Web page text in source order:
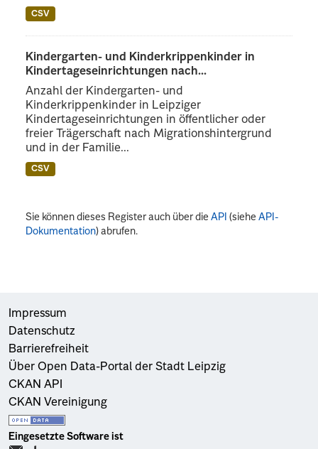
CSV
Kindergarten- und Kinderkrippenkinder in
Kindertageseinrichtungen nach...
Anzahl der Kindergarten- und
Kinderkrippenkinder in Leipziger
Kindertageseinrichtungen in öffentlicher oder
freier Trägerschaft nach Migrationshintergrund
und in der Familie...
CSV
Sie können dieses Register auch über dieAPI (sieheAPI-
Dokumentation) abrufen.
Impressum
Datenschutz
Barrierefreiheit
Über Open Data-Portal der Stadt Leipzig
CKAN API
CKAN Vereinigung
Eingesetzte Software ist